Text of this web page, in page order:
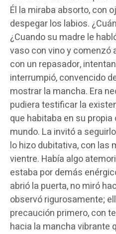
Él la miraba absorto, con
despegar los labios.
¿Cuando su madre le
vaso con vino y comenzó
con un repasador,
interrumpió, convencido
mostrar la mancha. Era
pudiera testificar la
que habitaba en su
mundo. La invitó a
lo hizo dubitativa, con las
vientre. Había algo
estaba por demás
abrió la puerta, no miró
observó rigurosamente;
precaución primero, con
hacia la mancha vibrante